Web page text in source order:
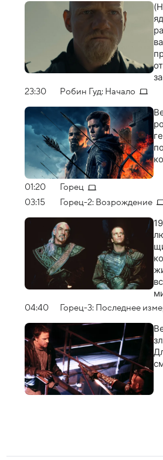
23:30 Робин Гуд: Начало
01:20
Горец
03:15
Горец-2: Возрождение
04:40 Горец-3: Последнее